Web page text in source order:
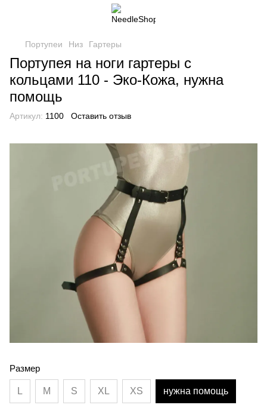
Портупеи Низ Гартеры
Портупея на ноги гартеры с
кольцами 110 - Эко-Кожа, нужна
помощь
Артикул: 1100 Оставить отзыв
Размер
L M S XL XS нужна помощь